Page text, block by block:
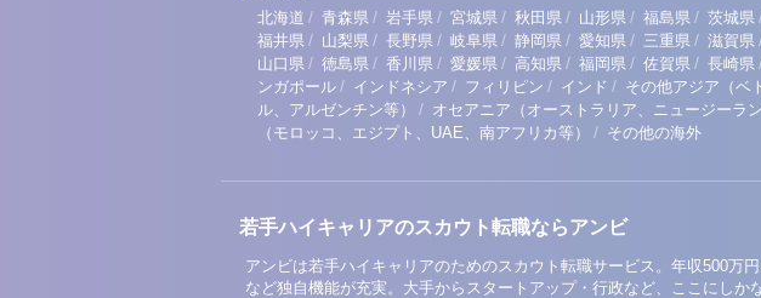
北海道 / 青森県 / 岩手県 / 宮城県 / 秋田県 / 山形県 / 福島県 / 茨城県
福井県 / 山梨県 / 長野県 / 岐阜県 / 静岡県 / 愛知県 / 三重県 / 滋賀県
山口県 / 徳島県 / 香川県 / 愛媛県 / 高知県 / 福岡県 / 佐賀県 / 長崎県
ンガポール / インドネシア / フィリピン / インド / その他アジア（ベ
ル、アルゼンチン等）
/ オセアニア（オーストラリア、ニュージーラン
（モロッコ、エジプト、UAE、南アフリカ等）
/ その他の海外
若手ハイキャリアのスカウト転職ならアンビ
アンビは若手ハイキャリアのためのスカウト転職サービス。年収500万
など独自機能が充実。大手からスタートアップ・行政など、ここにしか